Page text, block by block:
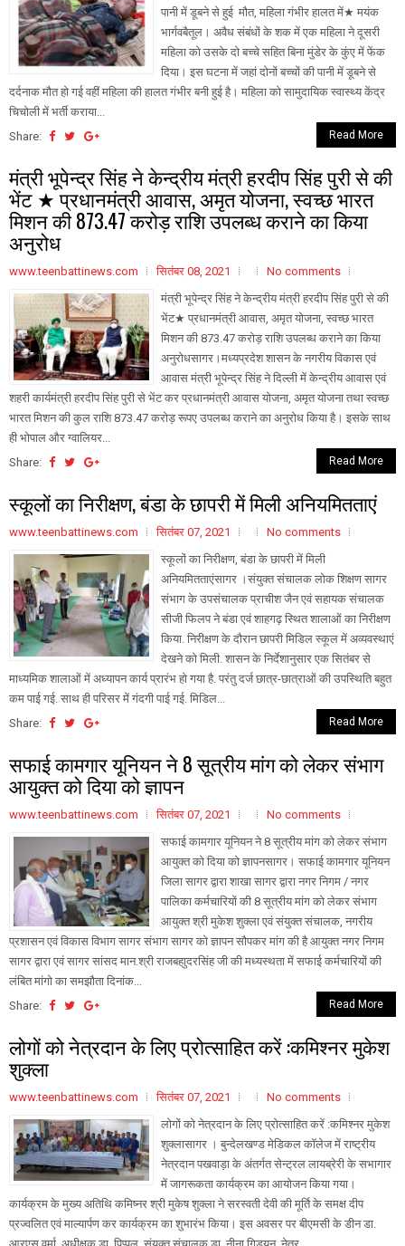
पानी में डूबने से हुई मौत, महिला गंभीर हालत में★ मयंक
भार्गवबैतूल। अवैध संबंधों के शक में एक महिला ने दूसरी
महिला को उसके दो बच्चे सहित बिना मुंडेर के कुंए में फेंक
दिया। इस घटना में जहां दोनों बच्चों की पानी में डूबने से
दर्दनाक मौत हो गई वहीं महिला की हालत गंभीर बनी हुई है। महिला को सामुदायिक स्वास्थ्य केंद्र
चिचोली में भर्ती कराया...
Share:
Read More
मंत्री भूपेन्द्र सिंह ने केन्द्रीय मंत्री हरदीप सिंह पुरी से की
भेंट ★ प्रधानमंत्री आवास, अमृत योजना, स्वच्छ भारत
मिशन की 873.47 करोड़ राशि उपलब्ध कराने का किया
अनुरोध
www.teenbattinews.com सितंबर 08, 2021
No comments
मंत्री भूपेन्द्र सिंह ने केन्द्रीय मंत्री हरदीप सिंह पुरी से की
भेंट★ प्रधानमंत्री आवास, अमृत योजना, स्वच्छ भारत
मिशन की 873.47 करोड़ राशि उपलब्ध कराने का किया
अनुरोधसागर।मध्यप्रदेश शासन के नगरीय विकास एवं
आवास मंत्री भूपेन्द्र सिंह ने दिल्ली में केन्द्रीय आवास एवं
शहरी कार्यमंत्री हरदीप सिंह पुरी से भेंट कर प्रधानमंत्री आवास योजना, अमृत योजना तथा स्वच्छ
भारत मिशन की कुल राशि 873.47 करोड़ रूपए उपलब्ध कराने का अनुरोध किया है। इसके साथ
ही भोपाल और ग्वालियर...
Share:
Read More
स्कूलों का निरीक्षण, बंडा के छापरी में मिली अनियमितताएं
www.teenbattinews.com सितंबर 07, 2021
No comments
स्कूलों का निरीक्षण, बंडा के छापरी में मिली
अनियमितताएंसागर ।संयुक्त संचालक लोक शिक्षण सागर
संभाग के उपसंचालक प्राचीश जैन एवं सहायक संचालक
सीजी फिलप ने बंडा एवं शाहगढ़ स्थित शालाओं का निरीक्षण
किया. निरीक्षण के दौरान छापरी मिडिल स्कूल में अव्यवस्थाएं
देखने को मिली. शासन के निर्देशानुसार एक सितंबर से
माध्यमिक शालाओं में अध्यापन कार्य प्रारंभ हो गया है. परंतु दर्ज छात्र-छात्राओं की उपस्थिति बहुत
कम पाई गई. साथ ही परिसर में गंदगी पाई गई. मिडिल...
Share:
Read More
सफाई कामगार यूनियन ने 8 सूत्रीय मांग को लेकर संभाग
आयुक्त को दिया को ज्ञापन
www.teenbattinews.com सितंबर 07, 2021
No comments
सफाई कामगार यूनियन ने 8 सूत्रीय मांग को लेकर संभाग
आयुक्त को दिया को ज्ञापनसागर। सफाई कामगार यूनियन
जिला सागर द्वारा शाखा सागर द्वारा नगर निगम / नगर
पालिका कर्मचारियों की 8 सूत्रीय मांग को लेकर संभाग
आयुक्त श्री मुकेश शुक्ला एवं संयुक्त संचालक, नगरीय
प्रशासन एवं विकास विभाग सागर संभाग सागर को ज्ञापन सौपकर मांग की है आयुक्त नगर निगम
सागर द्वारा एवं सागर सांसद मान.श्री राजबहाुदरसिंह जी की मध्यस्थता में सफाई कर्मचारियों की
लंबित मांगो का समझौता दिनांक...
Share:
Read More
लोगों को नेत्रदान के लिए प्रोत्साहित करें :कमिश्नर मुकेश
शुक्ला
www.teenbattinews.com सितंबर 07, 2021
No comments
लोगों को नेत्रदान के लिए प्रोत्साहित करें :कमिश्नर मुकेश
शुक्लासागर । बुन्देलखण्ड मेडिकल कॉलेज में राष्ट्रीय
नेत्रदान पखवाड़ा के अंतर्गत सेन्ट्रल लायब्रेरी के सभागार
में जागरूकता कार्यक्रम का आयोजन किया गया।
कार्यक्रम के मुख्य अतिथि कमिष्नर श्री मुकेष शुक्ला ने सरस्वती देवी की मूर्ति के समक्ष दीप
प्रज्वलित एवं माल्यार्पण कर कार्यक्रम का शुभारंभ किया। इस अवसर पर बीएमसी के डीन डा.